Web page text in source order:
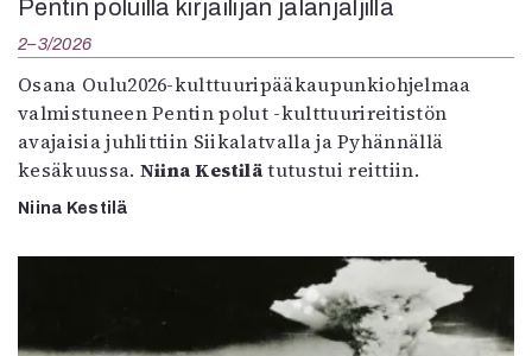
Pentin poluilla kirjailijan jalanjäljillä
2–3/2026
Osana Oulu2026-kulttuuripääkaupunkiohjelmaa
valmistuneen Pentin polut -kulttuurireitistön
avajaisia juhlittiin Siikalatvalla ja Pyhännällä
kesäkuussa. Niina Kestilätutustui reittiin.
Niina Kestilä